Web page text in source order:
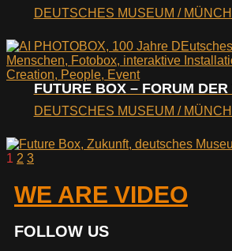
DEUTSCHES MUSEUM /
FUTURE BOX – FORUM
DEUTSCHES MUSEUM /
1 2 3
WE ARE VIDEO
FOLLOW US